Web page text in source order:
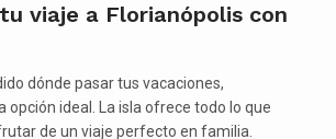
viaje a Florianópolis con
dónde pasar tus vacaciones,
opción ideal. La isla ofrece todo lo que
de un viaje perfecto en familia.